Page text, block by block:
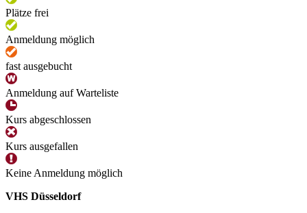
Plätze frei
Anmeldung möglich
fast ausgebucht
Anmeldung auf Warteliste
Kurs abgeschlossen
Kurs ausgefallen
Keine Anmeldung möglich
VHS Düsseldorf